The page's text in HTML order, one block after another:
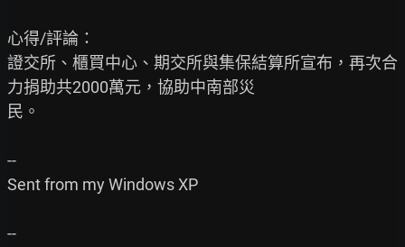
心得/評論：
證交所、櫃買中心、期交所與集保結算所宣布，再次合
力捐助共2000萬元，協助中南部災
民。
--
Sent from my Windows XP